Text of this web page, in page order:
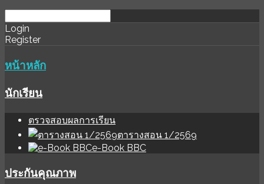
download
software
ihale
sınır
Login
Register
หน้าหลัก
นักเรียน
ตรวจสอบผลการเรียน
ตารางสอน 1/2569
e-Book BBC
ประกันคุณภาพ